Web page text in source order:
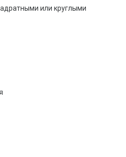
или круглыми